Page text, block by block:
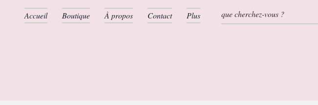
Accueil Boutique À propos Contact Plus